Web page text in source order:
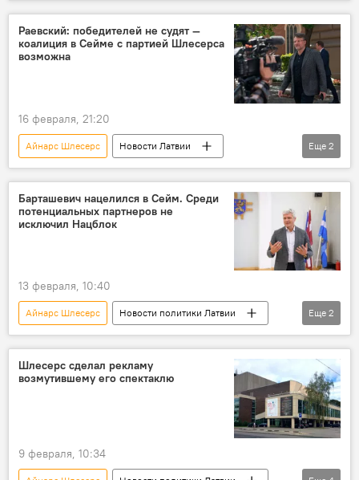
строительство
Раевский: победителей не судят —
коалиция в Сейме с партией Шлесерса
возможна
16 февраля, 21:20
Айнарс Шлесерс
Новости Латвии
парламентские выборы
Филипп Раевский
Еще 2
Барташевич нацелился в Сейм. Среди
потенциальных партнеров не
исключил Нацблок
13 февраля, 10:40
Айнарс Шлесерс
Новости политики Латвии
Александр Барташевич
"Латвия на первом месте"
Еще 2
Шлесерс сделал рекламу
возмутившему его спектаклю
9 февраля, 10:34